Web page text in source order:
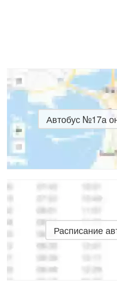
Автобус №17а
Расписание